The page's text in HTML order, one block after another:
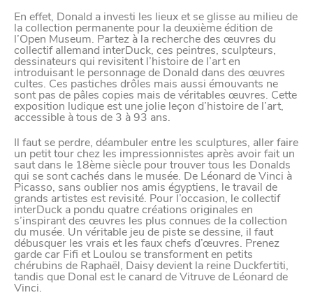
En effet, Donald a investi les lieux et se glisse au milieu de
la collection permanente pour la deuxième édition de
l’Open Museum. Partez à la recherche des œuvres du
collectif allemand interDuck, ces peintres, sculpteurs,
dessinateurs qui revisitent l’histoire de l’art en
introduisant le personnage de Donald dans des œuvres
cultes. Ces pastiches drôles mais aussi émouvants ne
sont pas de pâles copies mais de véritables œuvres. Cette
exposition ludique est une jolie leçon d’histoire de l’art,
accessible à tous de 3 à 93 ans.
Il faut se perdre, déambuler entre les sculptures, aller faire
un petit tour chez les impressionnistes après avoir fait un
saut dans le 18ème siècle pour trouver tous les Donalds
qui se sont cachés dans le musée. De Léonard de Vinci à
Picasso, sans oublier nos amis égyptiens, le travail de
grands artistes est revisité. Pour l’occasion, le collectif
interDuck a pondu quatre créations originales en
s’inspirant des œuvres les plus connues de la collection
du musée. Un véritable jeu de piste se dessine, il faut
débusquer les vrais et les faux chefs d’œuvres. Prenez
garde car Fifi et Loulou se transforment en petits
chérubins de Raphaël, Daisy devient la reine Duckfertiti,
tandis que Donal est le canard de Vitruve de Léonard de
Vinci.
YouTube
Paramètres de
confidentialité
Afin de faciliter votre navigation et de vous
apporter le meilleur service possible, nous utilisons
des cookies pour améliorer le site aux besoins des
visiteurs, notamment selon la fréquentation.
Nos politique de confidentialité